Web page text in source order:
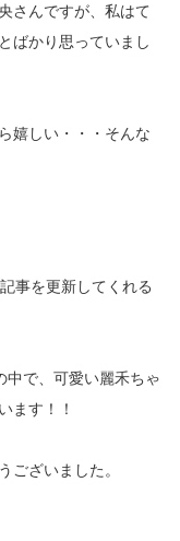
さんですが、私はて
ばかり思っていまし
嬉しい・・・そんな
事を更新してくれる
中で、可愛い麗禾ちゃ
ます！！
ございました。